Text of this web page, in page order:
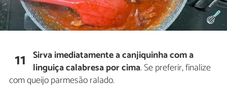
11 Sirva imediatamente a canjiquinha com a
linguiça calabresa por cima. Se preferir, finalize
com queijo parmesão ralado.